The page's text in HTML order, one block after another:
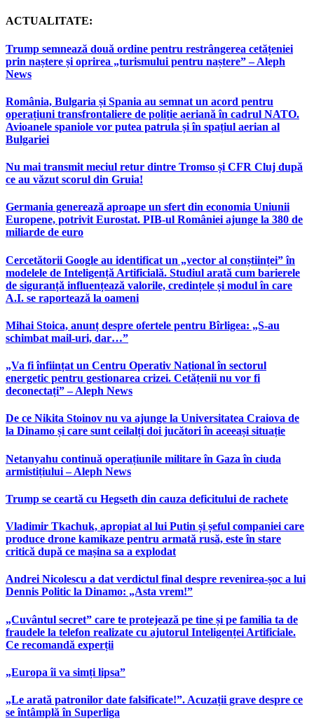
ACTUALITATE:
Trump semnează două ordine pentru restrângerea cetățeniei
prin naștere și oprirea „turismului pentru naștere” – Aleph
News
România, Bulgaria și Spania au semnat un acord pentru
operațiuni transfrontaliere de poliție aeriană în cadrul NATO.
Avioanele spaniole vor putea patrula și în spațiul aerian al
Bulgariei
Nu mai transmit meciul retur dintre Tromso și CFR Cluj după
ce au văzut scorul din Gruia!
Germania generează aproape un sfert din economia Uniunii
Europene, potrivit Eurostat. PIB-ul României ajunge la 380 de
miliarde de euro
Cercetătorii Google au identificat un „vector al conștiinței” în
modelele de Inteligență Artificială. Studiul arată cum barierele
de siguranță influențează valorile, credințele și modul în care
A.I. se raportează la oameni
Mihai Stoica, anunț despre ofertele pentru Bîrligea: „S-au
schimbat mail-uri, dar…”
„Va fi înființat un Centru Operativ Național în sectorul
energetic pentru gestionarea crizei. Cetățenii nu vor fi
deconectați” – Aleph News
De ce Nikita Stoinov nu va ajunge la Universitatea Craiova de
la Dinamo și care sunt ceilalți doi jucători în aceeași situație
Netanyahu continuă operațiunile militare în Gaza în ciuda
armistițiului – Aleph News
Trump se ceartă cu Hegseth din cauza deficitului de rachete
Vladimir Tkachuk, apropiat al lui Putin și șeful companiei care
produce drone kamikaze pentru armată rusă, este în stare
critică după ce mașina sa a explodat
Andrei Nicolescu a dat verdictul final despre revenirea-șoc a lui
Dennis Politic la Dinamo: „Asta vrem!”
„Cuvântul secret” care te protejează pe tine și pe familia ta de
fraudele la telefon realizate cu ajutorul Inteligenței Artificiale.
Ce recomandă experții
„Europa îi va simți lipsa”
„Le arată patronilor date falsificate!”. Acuzații grave despre ce
se întâmplă în Superliga